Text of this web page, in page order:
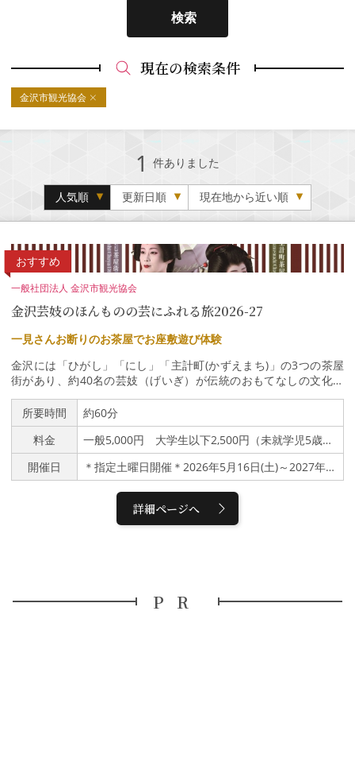
検索
現在の検索条件
金沢市観光協会
1 件ありました
人気順 更新日順 現在地から近い順
金沢芸妓のほんものの芸にふれる旅2026-27
一般社団法人 金沢市観光協会
一見さんお断りのお茶屋でお座敷遊び体験
金沢には「ひがし」「にし」「主計町(かずえまち)」の3つの茶屋
街があり、約40名の芸妓（げいぎ）が伝統のおもてなしの文化を
継承しています。 金沢のお茶屋さんは、本来、一見さんお断りで
すが、金沢市ではお茶屋文化の継承を目的に どなたでも参加でき
る特別な体験プランを行っています。 【内容】芸妓の舞やお座敷
太鼓の鑑賞 お座敷遊び体験 〈※日本語のみ〉◎ご参加の皆様へ
＜注意事項＞金沢の茶屋街のお茶屋は、芸妓が常連のお客様をおも
てなしする場所であり、通常、常連のお客様方のご紹介を通じての
の継承を目的に金沢市と金沢市観光協会がお茶屋に特別なご協力を
いただいて実施しているものです。■お茶屋の室内を汚さないよう
のご参加、入室はお断りしております。■個人情報保護に関するお
所要時間
約60分
料金
一般5,000円 大学生以下2,500円（未就学児5歳以下不可）
開催日
＊指定土曜日開催＊2026年5月16日(土)～2027年3月20日(土) 7月、8月および年末年始は除く
詳細ページへ
おすすめ
PR